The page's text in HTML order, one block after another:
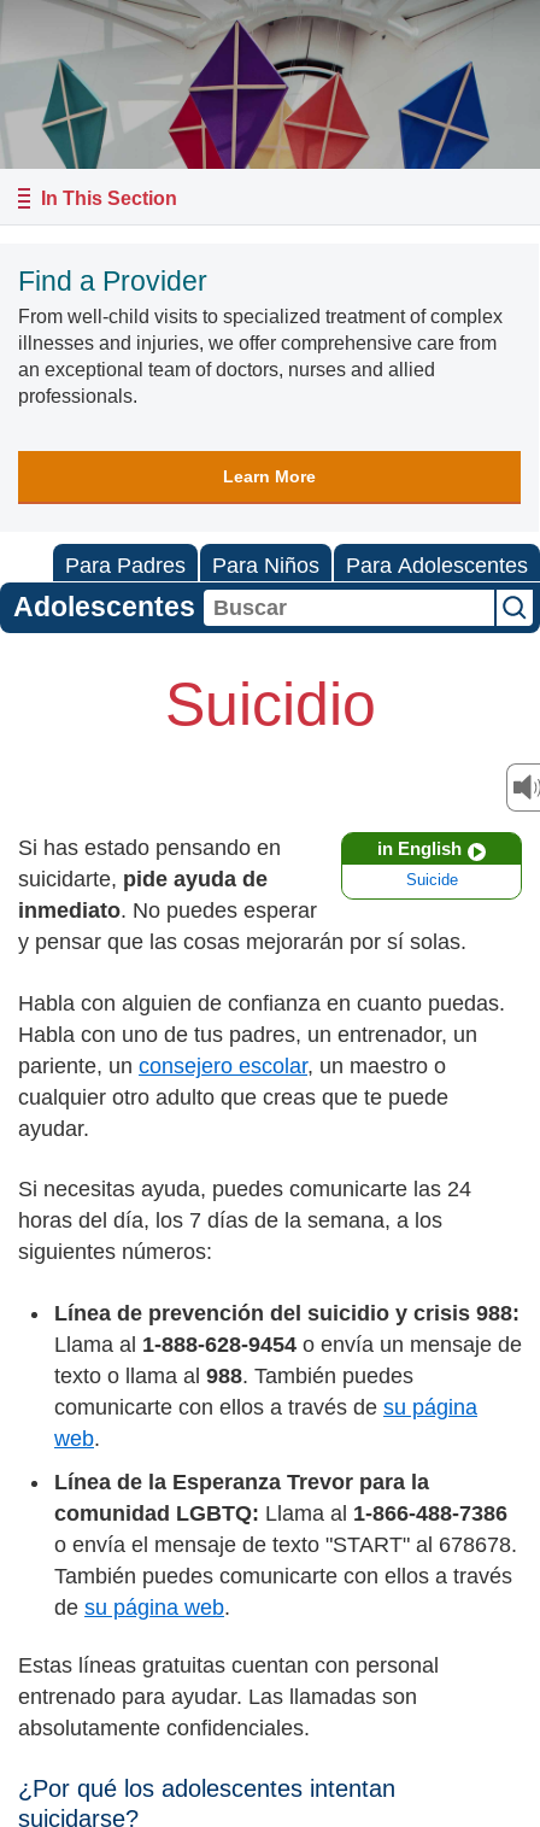
In This Section
Find a Provider
From well-child visits to specialized treatment of complex
illnesses and injuries, we offer comprehensive care from
an exceptional team of doctors, nurses and allied
professionals.
Learn More
Para Padres Para Niños Para Adolescentes
Adolescentes
Suicidio
in English
Suicide
Si has estado pensando en
suicidarte, pide ayuda de
inmediato. No puedes esperar
y pensar que las cosas mejorarán por sí solas.
Habla con alguien de confianza en cuanto puedas.
Habla con uno de tus padres, un entrenador, un
pariente, un consejero escolar, un maestro o
cualquier otro adulto que creas que te puede
ayudar.
Si necesitas ayuda, puedes comunicarte las 24
horas del día, los 7 días de la semana, a los
siguientes números:
Línea de prevención del suicidio y crisis 988:
Llama al 1-888-628-9454 o envía un mensaje de
texto o llama al 988. También puedes
comunicarte con ellos a través de su página
web.
Línea de la Esperanza Trevor para la
comunidad LGBTQ: Llama al 1-866-488-7386
o envía el mensaje de texto "START" al 678678.
También puedes comunicarte con ellos a través
de su página web.
Estas líneas gratuitas cuentan con personal
entrenado para ayudar. Las llamadas son
absolutamente confidenciales.
¿Por qué los adolescentes intentan
suicidarse?